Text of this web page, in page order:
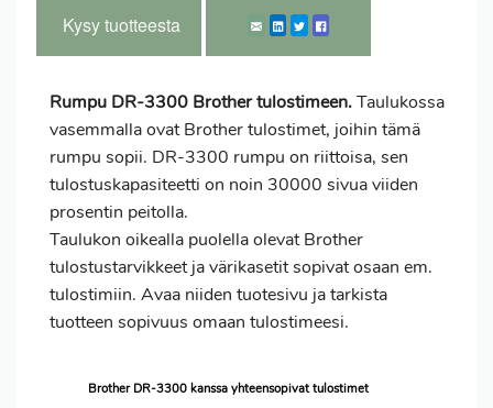
Kysy tuotteesta
Rumpu DR-3300 Brother tulostimeen.Taulukossa
vasemmalla ovat Brother tulostimet, joihin tämä
rumpu sopii. DR-3300 rumpu on riittoisa, sen
tulostuskapasiteetti on noin 30000 sivua viiden
prosentin peitolla.
Taulukon oikealla puolella olevat Brother
tulostustarvikkeet ja värikasetit sopivat osaan em.
tulostimiin. Avaa niiden tuotesivu ja tarkista
tuotteen sopivuus omaan tulostimeesi.
Brother DR-3300 kanssa yhteensopivat tulostimet